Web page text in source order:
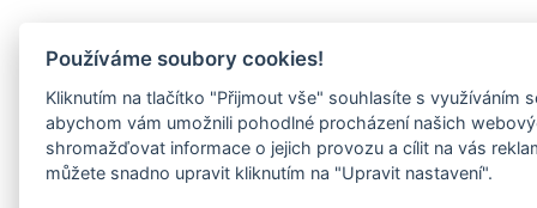
Používáme soubory cookies!
Kliknutím na tlačítko "Přijmout vše" souhlasíte s využíváním
abychom vám umožnili pohodlné procházení našich
shromažďovat informace o jejich provozu a cílit na vás
můžete snadno upravit kliknutím na "Upravit nastavení".